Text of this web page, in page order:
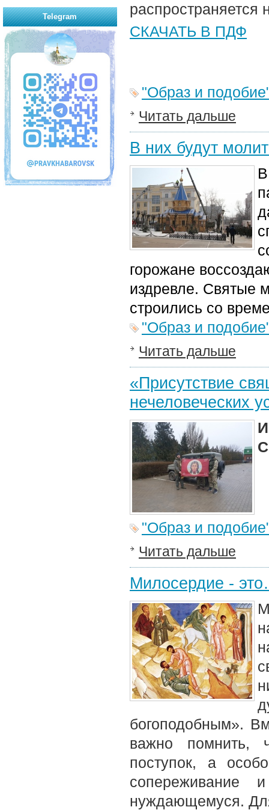
распространяется
СКАЧАТЬ В ПДФ
"Образ и
Читать дальше
В них будут
горожане
издревле. Святые
строились со
"Образ и
Читать дальше
«Присутствие
нечеловеческих
"Образ и
Читать дальше
Милосердие -
богоподобным».
важно помнить,
поступок, а
сопереживание
нуждающемуся.
Telegram